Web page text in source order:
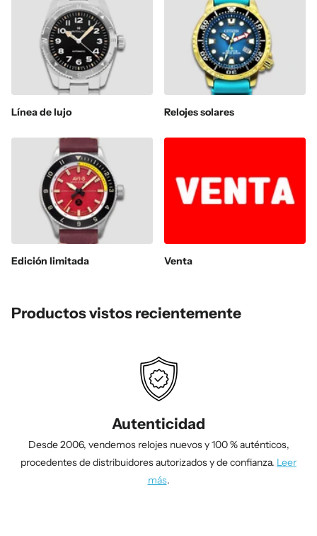
Línea de lujo Relojes solares
Edición limitada Venta
Productos vistos recientemente
Autenticidad
Desde 2006, vendemos relojes nuevos y 100 % auténticos,
procedentes de distribuidores autorizados y de confianza. Leer
más.